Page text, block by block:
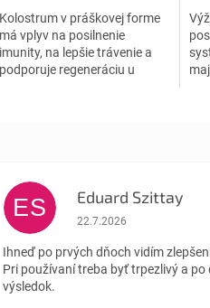
Kolostrum v práškovej forme
má vplyv na posilnenie
imunity, na lepšie trávenie a
podporuje regeneráciu u
ES Eduard Szittay
Hodnotenie obchodu je
22.7.2026
Ihneď po prvých dňoch vidím
Pri používaní treba byť trpezlivý a
výsledok.